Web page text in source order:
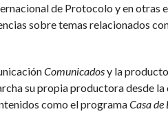
de Protocolo y en otras
sobre temas relacionados
Comunicadosy la
su propia productora desde
como el programaCasa de